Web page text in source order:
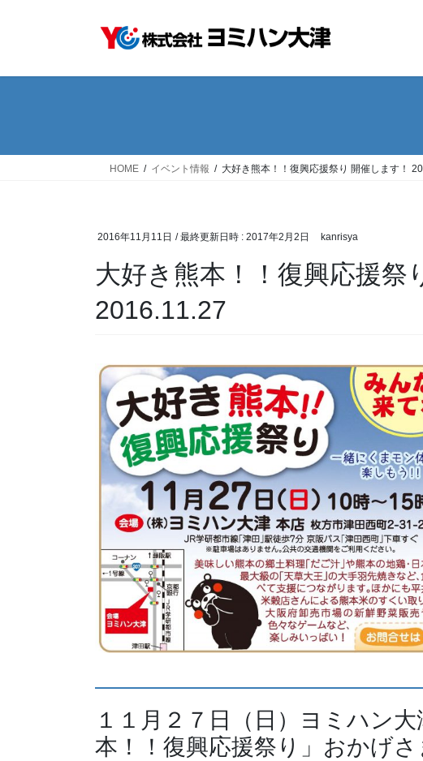
HOME イベント情報 大好き熊本！！復興応援祭り 開催します！
2016年11月11日 / 最終更新日時 : 2017年2月2日 kanrisya
大好き熊本！！復興応援祭
2016.11.27
１１月２７日（日）ヨミハン
本！！復興応援祭り」おかげさ